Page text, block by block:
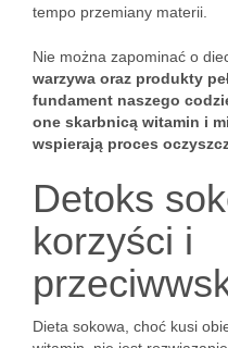
tempo przemiany materii.
Nie można zapominać o
warzywa oraz produkty
fundament naszego
one skarbnicą witamin i
wspierają proces
Detoks
korzyści i
Dieta sokowa, choć kusi